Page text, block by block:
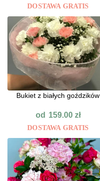
DOSTAWA GRATIS
Bukiet z białych goździków
od 159.00 zł
DOSTAWA GRATIS